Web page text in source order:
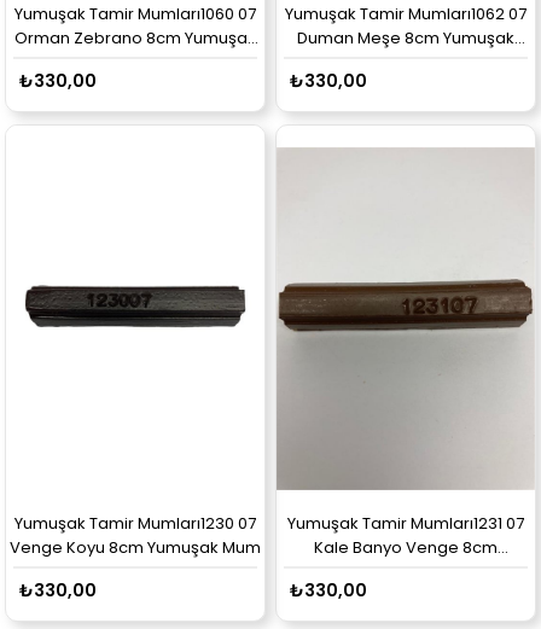
Yumuşak Tamir Mumları1060 07
Orman Zebrano 8cm Yumuşak
₺330,00
Yumuşak Tamir Mumları1062 07
Duman Meşe 8cm Yumuşak
₺330,00
Yumuşak Tamir Mumları1230 07
Venge Koyu 8cm Yumuşak Mum
₺330,00
Yumuşak Tamir Mumları1231 07
Kale Banyo Venge 8cm
₺330,00